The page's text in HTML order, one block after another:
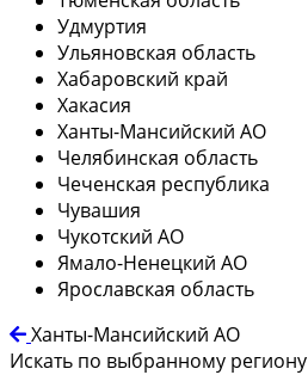
Удмуртия
Ульяновская область
Хабаровский край
Хакасия
Ханты-Мансийский АО
Челябинская область
Чеченская республика
Чувашия
Чукотский АО
Ямало-Ненецкий АО
Ярославская область
Ханты-Мансийский АО
Искать по выбранному региону